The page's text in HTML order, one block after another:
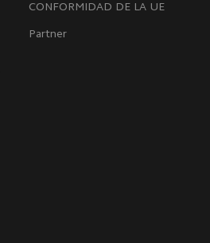
CONFORMIDAD DE LA UE
Partner